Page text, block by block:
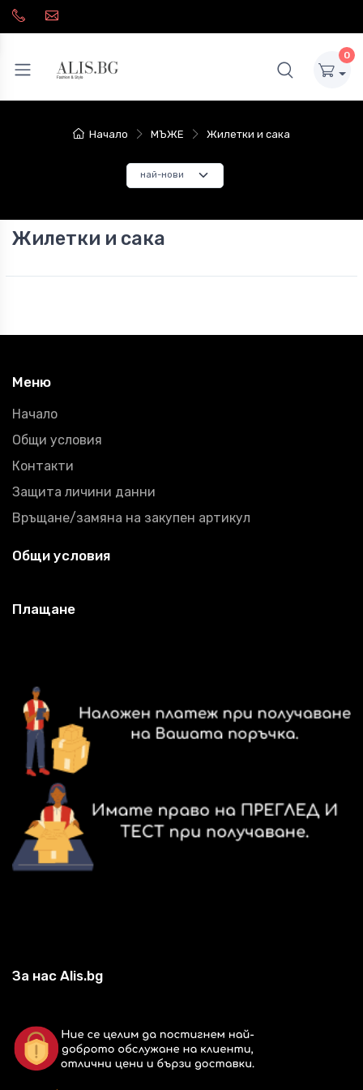
0
Начало МЪЖЕ Жилетки и сака
Жилетки и сака
Меню
Начало
Общи условия
Контакти
Защита личини данни
Връщане/замяна на закупен артикул
Общи условия
Плащане
За нас Alis.bg